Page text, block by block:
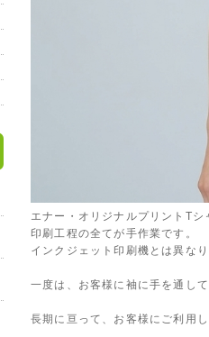
エナー・オリジナルプリントT
印刷工程の全てが手作業です。
インクジェット印刷機とは異な
一度は、お客様に袖に手を通し
長期に亘って、お客様にご利用